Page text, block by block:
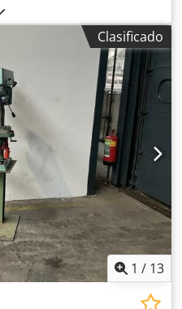
Clasificado
1 / 13